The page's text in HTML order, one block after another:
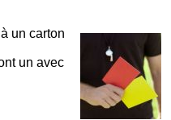
un carton
un avec